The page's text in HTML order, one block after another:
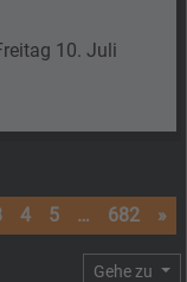
10. Juli
4 5 … 682 »
Gehe zu